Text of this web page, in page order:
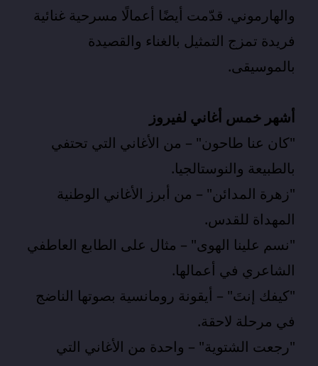
والهارموني. قدّمت أيضًا أعمالًا مسرحية غنائية
فريدة تمزج التمثيل بالغناء والقصيدة
بالموسيقى.
أشهر خمس أغاني لفيروز
"كان عنا طاحون" – من الأغاني التي تحتفي
بالطبيعة والنوستالجيا.
"زهرة المدائن" – من أبرز الأغاني الوطنية
المهداة للقدس.
"نسم علينا الهوى" – مثال على الطابع العاطفي
الشاعري في أعمالها.
"كيفك إنتَ" – أيقونة رومانسية بصوتها الناضج
في مرحلة لاحقة.
"رجعت الشتوية" – واحدة من الأغاني التي